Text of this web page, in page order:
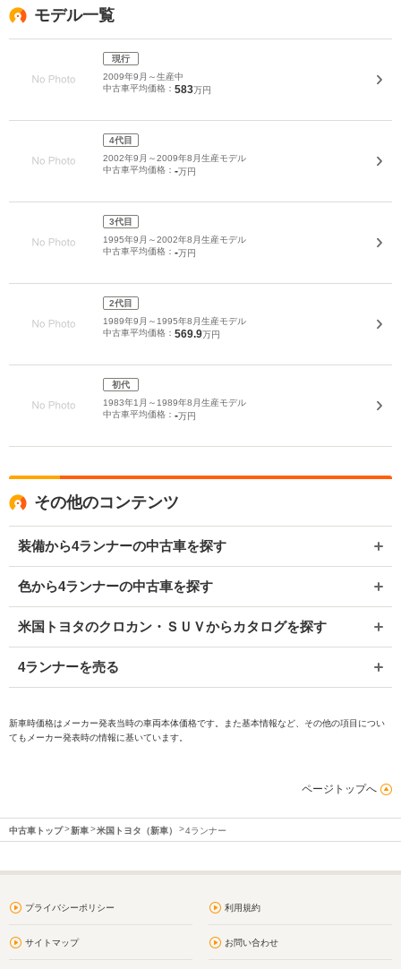
モデル一覧
現行
2009年9月～生産中
中古車平均価格： 583万円
4代目
2002年9月～2009年8月生産モデル
中古車平均価格： -万円
3代目
1995年9月～2002年8月生産モデル
中古車平均価格： -万円
2代目
1989年9月～1995年8月生産モデル
中古車平均価格： 569.9万円
初代
1983年1月～1989年8月生産モデル
中古車平均価格： -万円
その他のコンテンツ
装備から4ランナーの中古車を探す
色から4ランナーの中古車を探す
米国トヨタのクロカン・ＳＵＶからカタログを探す
4ランナーを売る
新車時価格はメーカー発表当時の車両本体価格です。また基本情報など、その他の項目につい
てもメーカー発表時の情報に基いています。
ページトップへ
中古車トップ 新車 米国トヨタ（新車） 4ランナー
プライバシーポリシー 利用規約
サイトマップ お問い合わせ